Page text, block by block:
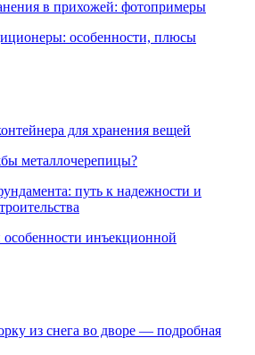
в прихожей: фотопримеры
особенности, плюсы
для хранения вещей
металлочерепицы?
путь к надежности и
инъекционной
из снега во дворе — подробная